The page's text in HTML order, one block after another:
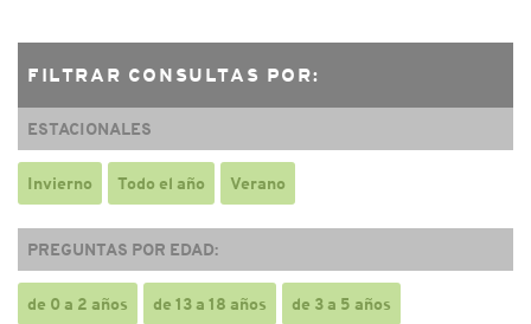
FILTRAR CONSULTAS POR:
ESTACIONALES
Invierno Todo el año Verano
PREGUNTAS POR EDAD:
de 0 a 2 años de 13 a 18 años de 3 a 5 años